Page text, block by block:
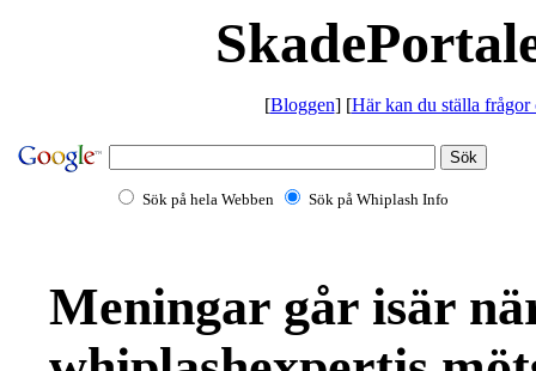
[Bloggen] [Här kan du ställa frågor
Sök på hela Webben Sök på Whiplash Info
Meningar går isär